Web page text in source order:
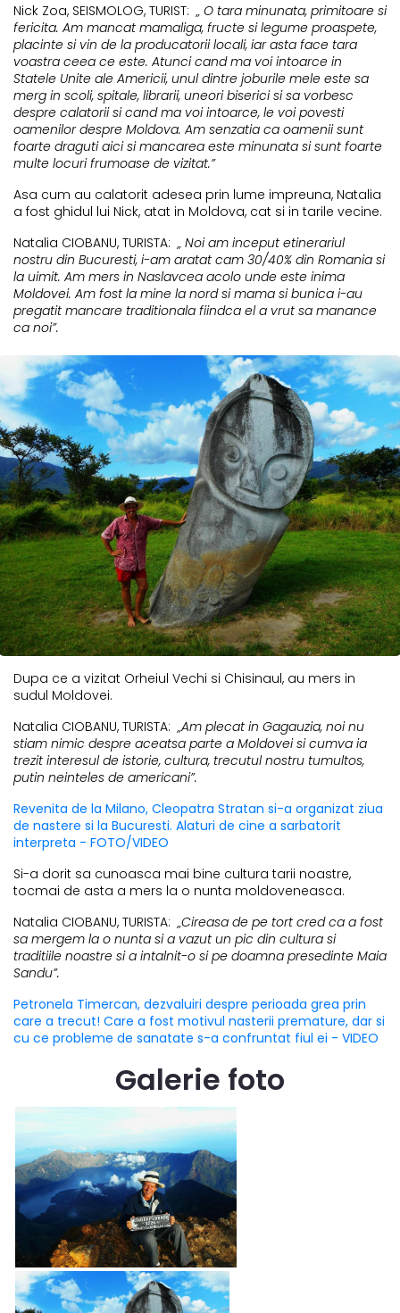
Nick Zoa, SEISMOLOG, TURIST: „ O tara minunata, primitoare si
fericita. Am mancat mamaliga, fructe si legume proaspete,
placinte si vin de la producatorii locali, iar asta face tara
voastra ceea ce este. Atunci cand ma voi intoarce in
Statele Unite ale Americii, unul dintre joburile mele este sa
merg in scoli, spitale, librarii, uneori biserici si sa vorbesc
despre calatorii si cand ma voi intoarce, le voi povesti
oamenilor despre Moldova. Am senzatia ca oamenii sunt
foarte draguti aici si mancarea este minunata si sunt foarte
multe locuri frumoase de vizitat.”
Asa cum au calatorit adesea prin lume impreuna, Natalia
a fost ghidul lui Nick, atat in Moldova, cat si in tarile vecine.
Natalia CIOBANU, TURISTA: „ Noi am inceput etinerariul
nostru din Bucuresti, i-am aratat cam 30/40% din Romania si
la uimit. Am mers in Naslavcea acolo unde este inima
Moldovei. Am fost la mine la nord si mama si bunica i-au
pregatit mancare traditionala fiindca el a vrut sa manance
ca noi”.
Dupa ce a vizitat Orheiul Vechi si Chisinaul, au mers in
sudul Moldovei.
Natalia CIOBANU, TURISTA: „Am plecat in Gagauzia, noi nu
stiam nimic despre aceatsa parte a Moldovei si cumva ia
trezit interesul de istorie, cultura, trecutul nostru tumultos,
putin neinteles de americani”.
Revenita de la Milano, Cleopatra Stratan si-a organizat ziua
de nastere si la Bucuresti. Alaturi de cine a sarbatorit
interpreta - FOTO/VIDEO
Si-a dorit sa cunoasca mai bine cultura tarii noastre,
tocmai de asta a mers la o nunta moldoveneasca.
Natalia CIOBANU, TURISTA: „Cireasa de pe tort cred ca a fost
sa mergem la o nunta si a vazut un pic din cultura si
traditiile noastre si a intalnit-o si pe doamna presedinte Maia
Sandu”.
Petronela Timercan, dezvaluiri despre perioada grea prin
care a trecut! Care a fost motivul nasterii premature, dar si
cu ce probleme de sanatate s-a confruntat fiul ei - VIDEO
Galerie foto